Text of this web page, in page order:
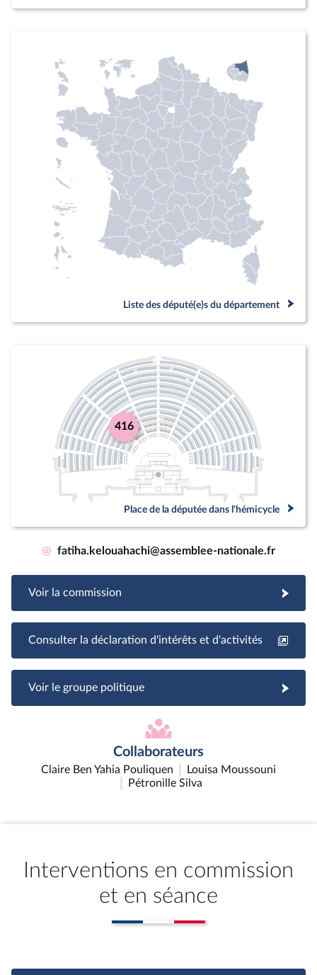
Liste des député(e)s du département
416
Place de la députée dans l'hémicycle
@ fatiha.kelouahachi@assemblee-nationale.fr
Voir la commission
Consulter la déclaration d'intérêts et d'activités
Voir le groupe politique
Collaborateurs
Claire Ben Yahia Pouliquen
Louisa Moussouni
Pétronille Silva
Interventions en commission
et en séance